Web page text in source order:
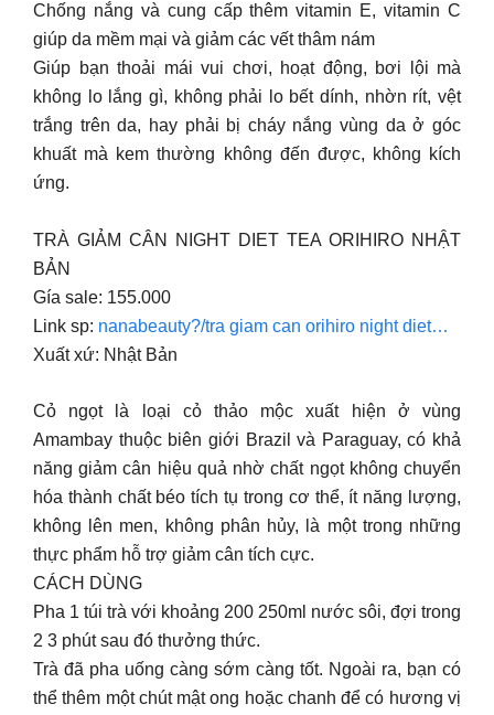
Chống nắng và cung cấp thêm vitamin E, vitamin C
giúp da mềm mại và giảm các vết thâm nám
Giúp bạn thoải mái vui chơi, hoạt động, bơi lội mà
không lo lắng gì, không phải lo bết dính, nhờn rít, vệt
trắng trên da, hay phải bị cháy nắng vùng da ở góc
khuất mà kem thường không đến được, không kích
ứng.
TRÀ GIẢM CÂN NIGHT DIET TEA ORIHIRO NHẬT
BẢN
Gía sale: 155.000
Link sp: nanabeauty?/tra giam can orihiro night diet…
Xuất xứ: Nhật Bản
Cỏ ngọt là loại cỏ thảo mộc xuất hiện ở vùng
Amambay thuộc biên giới Brazil và Paraguay, có khả
năng giảm cân hiệu quả nhờ chất ngọt không chuyển
hóa thành chất béo tích tụ trong cơ thể, ít năng lượng,
không lên men, không phân hủy, là một trong những
thực phẩm hỗ trợ giảm cân tích cực.
CÁCH DÙNG
Pha 1 túi trà với khoảng 200 250ml nước sôi, đợi trong
2 3 phút sau đó thưởng thức.
Trà đã pha uống càng sớm càng tốt. Ngoài ra, bạn có
thể thêm một chút mật ong hoặc chanh để có hương vị